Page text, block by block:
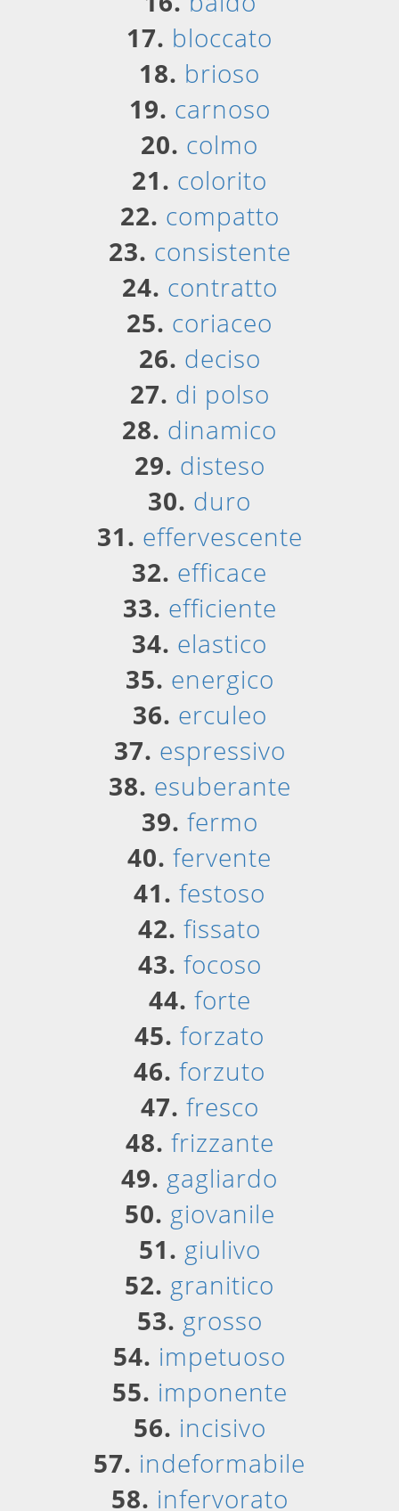
17. bloccato
18. brioso
19. carnoso
20. colmo
21. colorito
22. compatto
23. consistente
24. contratto
25. coriaceo
26. deciso
27. di polso
28. dinamico
29. disteso
30. duro
31. effervescente
32. efficace
33. efficiente
34. elastico
35. energico
36. erculeo
37. espressivo
38. esuberante
39. fermo
40. fervente
41. festoso
42. fissato
43. focoso
44. forte
45. forzato
46. forzuto
47. fresco
48. frizzante
49. gagliardo
50. giovanile
51. giulivo
52. granitico
53. grosso
54. impetuoso
55. imponente
56. incisivo
57. indeformabile
58. infervorato